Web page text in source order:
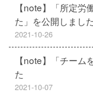
【note】「所定
た」を公開しました
2021-10-26
【note】「チーム
た
2021-10-07